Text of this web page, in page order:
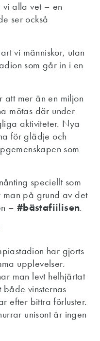
vi alla vet – en
ser också
vi människor, utan
som går in i en
att mer än en miljon
mötas där under
aktiviteter. Nya
för glädje och
som
speciellt som
man på grund av det
– #bästafiilisen.
har gjorts
upplevelser.
man levt helhjärtat
vinsternas
efter bittra förluster.
unisont är ingen